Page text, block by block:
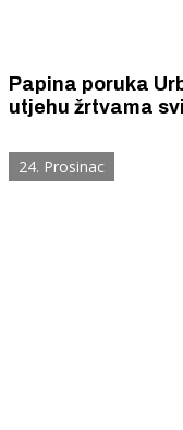
Papina poruka
utjehu žrtvama
trajna sigurnost i
24. Prosinac